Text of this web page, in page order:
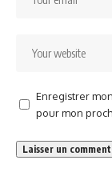
Enregistrer
pour mon